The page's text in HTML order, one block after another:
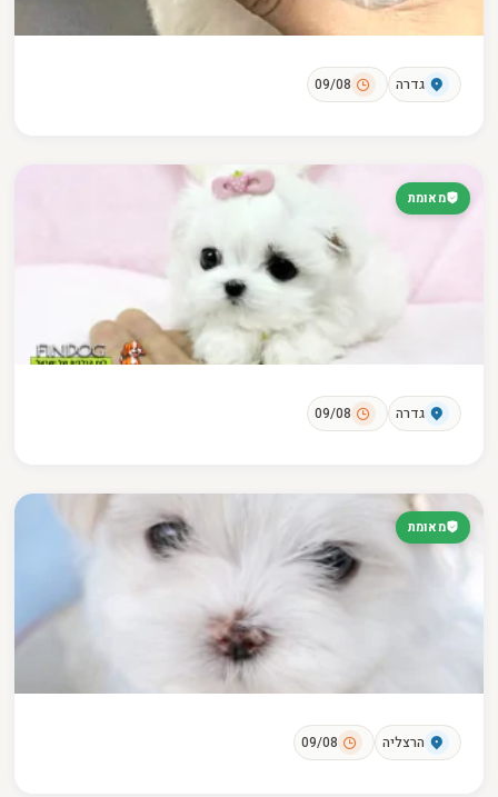
גדרה 09/08
מאומת
גדרה 09/08
מאומת
הרצליה 09/08